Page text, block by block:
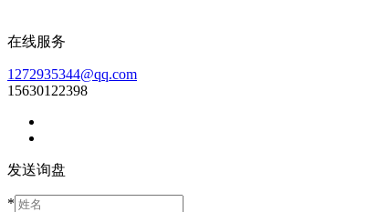
在线服务
1272935344@qq.com
15630122398
发送询盘
*